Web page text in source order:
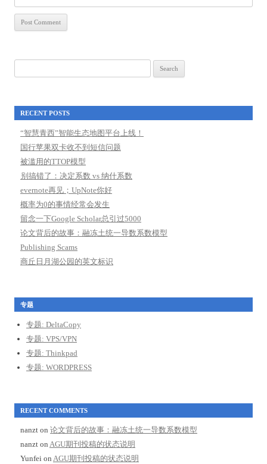
for:
RECENT POSTS
“智慧青西”智能生态地图平台上线！
国行苹果双卡收不到短信问题
被滥用的TTOP模型
别搞错了：决定系数 vs 纳什系数
evernote再见；UpNote你好
概率为0的事情经常会发生
留念一下Google Scholar总引过5000
论文背后的故事：融冻土统一导数系数模型
Publishing Scams
商丘日月湖公园的英文标识
专题
专题: DeltaCopy
专题: VPS/VPN
专题: Thinkpad
专题: WORDPRESS
RECENT COMMENTS
nanzt on 论文背后的故事：融冻土统一导数系数模型
nanzt on AGU期刊投稿的状态说明
Yunfei on AGU期刊投稿的状态说明